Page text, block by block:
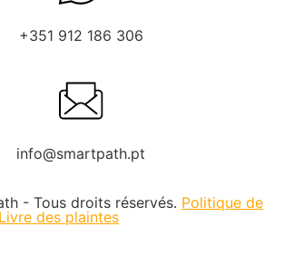
+351 912 186 306
info@smartpath.pt
- Tous droits réservés. Politique de
Livre des plaintes